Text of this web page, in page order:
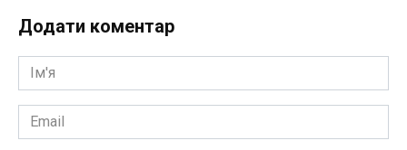
Додати коментар
Ім'я
*
Email
*